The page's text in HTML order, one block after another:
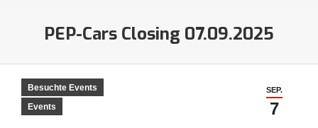
PEP-Cars Closing 07.09.2025
SEP.
7
Besuchte Events
Events